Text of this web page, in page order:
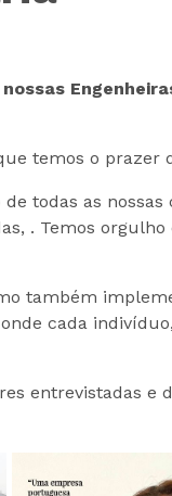
temos o prazer
todas as
. Temos
também
cada
entrevistadas